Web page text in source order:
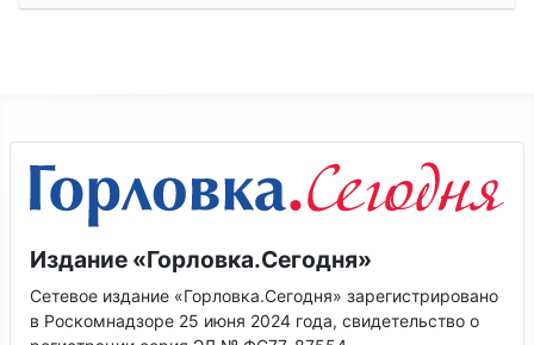
Издание «Горловка.Сегодня»
Сетевое издание «Горловка.Сегодня» зарегистрировано
в Роскомнадзоре 25 июня 2024 года, свидетельство о